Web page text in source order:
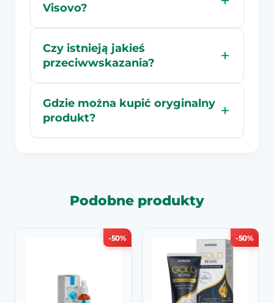
Visovo?
Czy istnieją jakieś
przeciwwskazania?
Gdzie można kupić oryginalny
produkt?
Podobne produkty
-50% -50%